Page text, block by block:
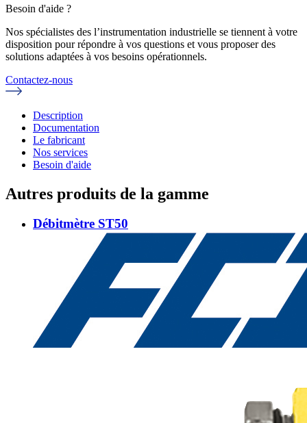
Besoin d'aide ?
Nos spécialistes des l’instrumentation industrielle se tiennent à votre
disposition pour répondre à vos questions et vous proposer des
solutions adaptées à vos besoins opérationnels.
Contactez-nous
Description
Documentation
Le fabricant
Nos services
Besoin d'aide
Autres produits de la gamme
Débitmètre ST50